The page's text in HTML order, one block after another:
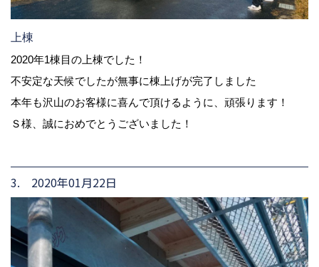
上棟
2020年1棟目の上棟でした！
不安定な天候でしたが無事に棟上げが完了しました
本年も沢山のお客様に喜んで頂けるように、頑張ります！
Ｓ様、誠におめでとうございました！
3. 2020年01月22日